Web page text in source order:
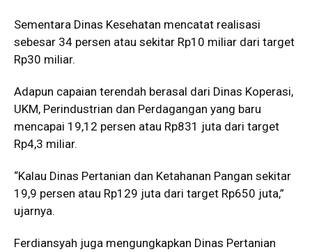
Sementara Dinas Kesehatan mencatat realisasi
sebesar 34 persen atau sekitar Rp10 miliar dari target
Rp30 miliar.
Adapun capaian terendah berasal dari Dinas Koperasi,
UKM, Perindustrian dan Perdagangan yang baru
mencapai 19,12 persen atau Rp831 juta dari target
Rp4,3 miliar.
“Kalau Dinas Pertanian dan Ketahanan Pangan sekitar
19,9 persen atau Rp129 juta dari target Rp650 juta,”
ujarnya.
Ferdiansyah juga mengungkapkan Dinas Pertanian